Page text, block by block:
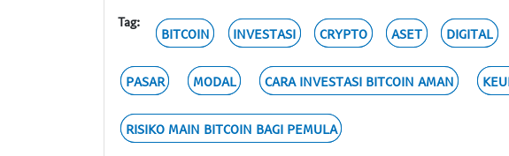
Tag:
BITCOIN INVESTASI CRYPTO ASET DIGITAL
PASAR MODAL CARA INVESTASI BITCOIN AMAN
RISIKO MAIN BITCOIN BAGI PEMULA